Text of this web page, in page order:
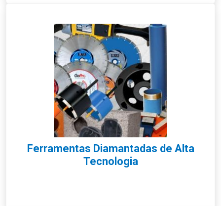
Ferramentas Diamantadas de Alta
Tecnologia